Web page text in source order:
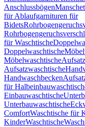
Anschlussbögen
für Ablaufgarnituren für
Bidets
für Waschtische
Doppelwaschtische
Möbelwaschtische
Aufsatzwaschtische
Handwaschbecken
für
Einbauwaschtische
Unterbauwaschtische
ComfortWaschtische für
KinderWaschtische